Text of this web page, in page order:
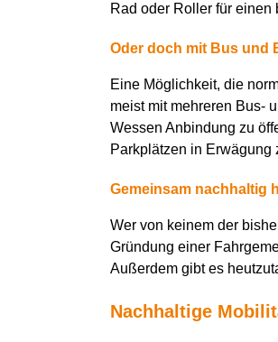
Rad oder Roller für einen
Oder doch mit Bus und
Eine Möglichkeit, die
meist mit mehreren Bus-
Wessen Anbindung zu
Parkplätzen in Erwägung
Gemeinsam nachhaltig
Wer von keinem der
Gründung einer
Außerdem gibt es
Nachhaltige